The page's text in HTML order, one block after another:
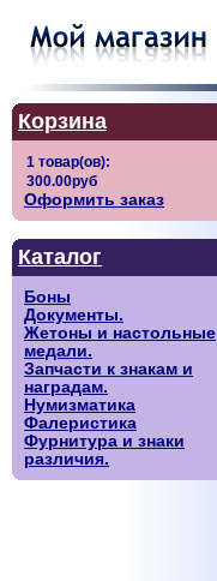
Корзина
Оформить заказ
Каталог
Боны
Документы.
Жетоны и настольные
медали.
Запчасти к знакам и
наградам.
Нумизматика
Фалеристика
Фурнитура и знаки
различия.